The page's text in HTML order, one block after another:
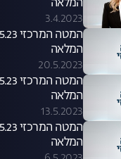
המלאה
3.4.2023
המלאה
20.5.2023
המלאה
13.5.2023
המלאה